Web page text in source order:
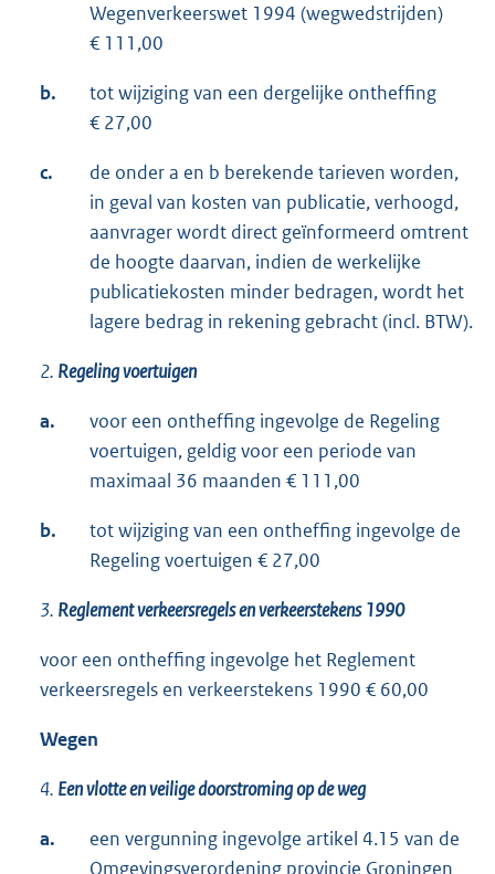
Wegenverkeerswet 1994 (wegwedstrijden)
€ 111,00
b.
tot wijziging van een dergelijke ontheffing
€ 27,00
c.
de onder a en b berekende tarieven worden,
in geval van kosten van publicatie, verhoogd,
aanvrager wordt direct geïnformeerd omtrent
de hoogte daarvan, indien de werkelijke
publicatiekosten minder bedragen, wordt het
lagere bedrag in rekening gebracht (incl. BTW).
2. Regeling voertuigen
a.
voor een ontheffing ingevolge de Regeling
voertuigen, geldig voor een periode van
maximaal 36 maanden € 111,00
b.
tot wijziging van een ontheffing ingevolge de
Regeling voertuigen € 27,00
3. Reglement verkeersregels en verkeerstekens 1990
voor een ontheffing ingevolge het Reglement
verkeersregels en verkeerstekens 1990 € 60,00
Wegen
4. Een vlotte en veilige doorstroming op de weg
a.
een vergunning ingevolge artikel 4.15 van de
Omgevingsverordening provincie Groningen